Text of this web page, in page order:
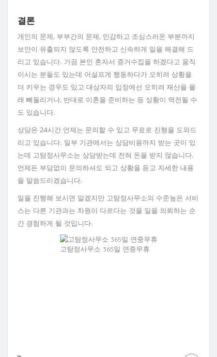
결론
개인의 문제, 부부간의 문제, 민감하고 조심스러운 부분까지
보안이 유출되지 않도록 안전하고 신속하게 일을 해결해 드
리고 있습니다. 가끔 본인 혼자서 증거수집을 하겠다고 움직
이시는 분들도 있는데 어설프게 행동하다가 오히려 상황을
더 키우는 경우도 있고 대상자의 입장에선 오히려 재산을 몰
래 빼돌리거나, 반대로 이혼을 준비하는 등 상황이 역전될 수
도 있습니다.
상담은 24시간 언제는 문의할 수 있고 무료로 진행을 도와드
리고 있습니다. 일부 기관에서는 상담비용까지 받는 곳이 있
는데 고탐정사무소는 상담받는데 전혀 돈을 받지 않습니다.
언제든 부담없이 문의하셔도 되고 상황을 듣고 자세한 내용
을 말씀드리겠습니다.
일을 진행해 보시면 알겠지만 고탐정사무소의 수준높은 서비
스는 다른 기관과는 차원이 다르다는 것을 일을 의뢰하는 순
간 경험하게 될 것입니다.
고탐정사무소 365일 연중무휴